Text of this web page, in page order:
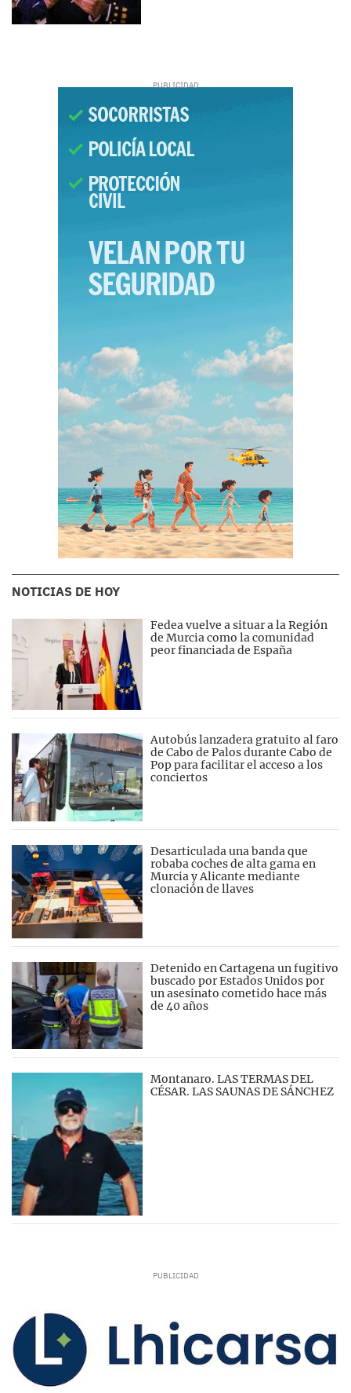
NOTICIAS DE HOY
Fedea vuelve a situar a la Región
de Murcia como la comunidad
peor financiada de España
Autobús lanzadera gratuito al faro
de Cabo de Palos durante Cabo de
Pop para facilitar el acceso a los
conciertos
Desarticulada una banda que
robaba coches de alta gama en
Murcia y Alicante mediante
clonación de llaves
Detenido en Cartagena un fugitivo
buscado por Estados Unidos por
un asesinato cometido hace más
de 40 años
Montanaro. LAS TERMAS DEL
CÉSAR. LAS SAUNAS DE SÁNCHEZ